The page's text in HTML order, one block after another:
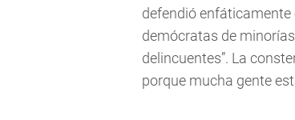
defendió enfáticamente
demócratas de
delincuentes”. La
porque mucha gente